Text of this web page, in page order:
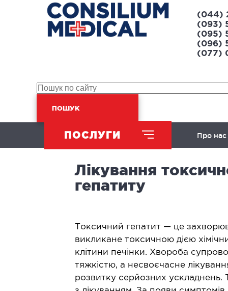
(044)
(093)
(095)
(096)
(077)
ПОШУК
ПОСЛУГИ Про нас
ХІРУРГІЧНИЙ НАПРЯМ
Баріатрична хірургія
Лікування
гепатиту
Токсичний гепатит — це
викликане токсичною дією
клітини печінки. Хвороба
тяжкістю, а несвоєчасне
розвитку серйозних ускладнень.